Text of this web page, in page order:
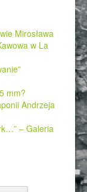
Mirosława
w La
mm?
Andrzeja
– Galeria